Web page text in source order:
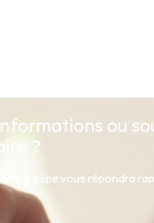
ou
?
équipe vous répondra